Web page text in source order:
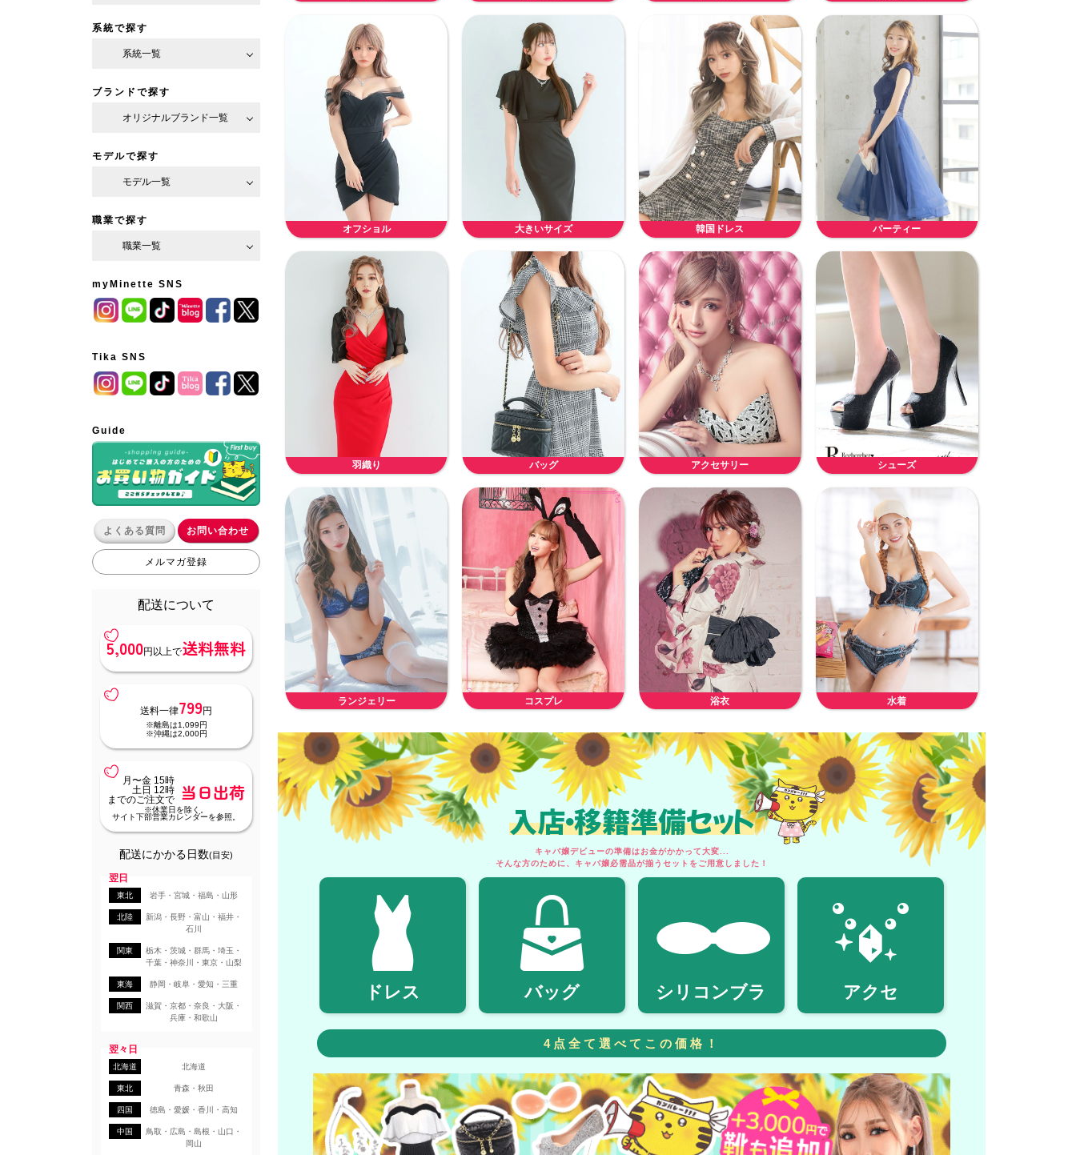
系統で探す
系統一覧
ブランドで探す
オリジナルブランド一覧
モデルで探す
モデル一覧
職業で探す
職業一覧
myMinette SNS
Tika SNS
Guide
よくある質問 お問い合わせ
メルマガ登録
配送について
5,000円以上で送料無料
送料一律799円
※離島は1,099円
※沖縄は2,000円
月〜金 15時
土日 12時
までのご注文で
当日出荷
※休業日を除く。
サイト下部営業カレンダーを参照。
配送にかかる日数(目安)
翌日
東北 岩手・宮城・福島・山形
北陸
新潟・長野・富山・福井・
石川
関東
栃木・茨城・群馬・埼玉・
千葉・神奈川・東京・山梨
東海 静岡・岐阜・愛知・三重
関西
滋賀・京都・奈良・大阪・
兵庫・和歌山
翌々日
北海道 北海道
東北 青森・秋田
四国 徳島・愛媛・香川・高知
中国
鳥取・広島・島根・山口・
岡山
オフショル 大きいサイズ 韓国ドレス パーティー
羽織り バッグ アクセサリー シューズ
ランジェリー コスプレ 浴衣 水着
入店・移籍準備セット
キャバ嬢デビューの準備はお金がかかって大変...
そんな方のために、キャバ嬢必需品が揃うセットをご用意しました！
ドレス バッグ シリコンブラ アクセ
4点全て選べてこの価格！